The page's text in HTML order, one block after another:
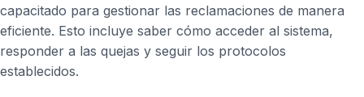
capacitado para gestionar las reclamaciones de manera
eficiente. Esto incluye saber cómo acceder al sistema,
responder a las quejas y seguir los protocolos
establecidos.